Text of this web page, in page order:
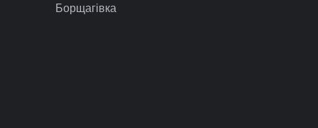
Борщагівка